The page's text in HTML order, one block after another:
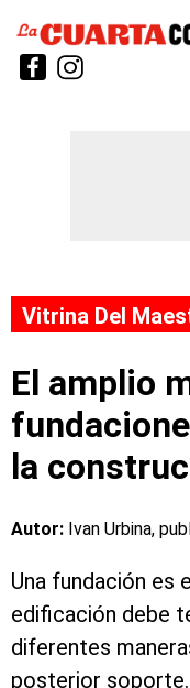
Vitrina Del
El amplio
la
Autor: Ivan Urbina,
Una fundación es
edificación debe
diferentes
posterior soporte.